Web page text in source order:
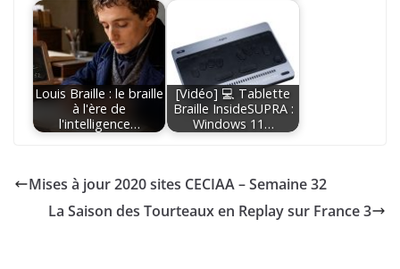
Louis Braille : le braille
à l'ère de
l'intelligence…
[Vidéo] 💻 Tablette
Braille InsideSUPRA :
Windows 11…
Mises à jour 2020 sites CECIAA – Semaine 32
La Saison des Tourteaux en Replay sur France 3